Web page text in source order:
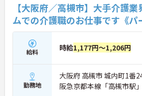
【大阪府／高槻市】大手介護
ムでの介護職のお仕事です《パ
給料 時給1,177円～1,206円
勤務地
大阪府 高槻市 城内町1番
阪急京都本線「高槻市駅